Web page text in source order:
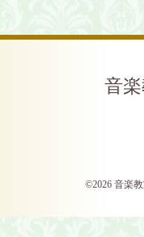
音
©2026 音楽